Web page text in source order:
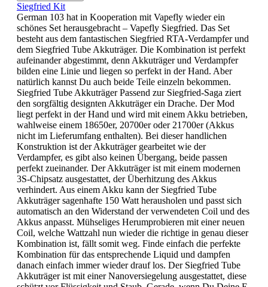
Siegfried Kit
German 103 hat in Kooperation mit Vapefly wieder ein
schönes Set herausgebracht – Vapefly Siegfried. Das Set
besteht aus dem fantastischen Siegfried RTA-Verdampfer und
dem Siegfried Tube Akkuträger. Die Kombination ist perfekt
aufeinander abgestimmt, denn Akkuträger und Verdampfer
bilden eine Linie und liegen so perfekt in der Hand. Aber
natürlich kannst Du auch beide Teile einzeln bekommen.
Siegfried Tube Akkuträger Passend zur Siegfried-Saga ziert
den sorgfältig designten Akkuträger ein Drache. Der Mod
liegt perfekt in der Hand und wird mit einem Akku betrieben,
wahlweise einem 18650er, 20700er oder 21700er (Akkus
nicht im Lieferumfang enthalten). Bei dieser handlichen
Konstruktion ist der Akkuträger gearbeitet wie der
Verdampfer, es gibt also keinen Übergang, beide passen
perfekt zueinander. Der Akkuträger ist mit einem modernen
3S-Chipsatz ausgestattet, der Überhitzung des Akkus
verhindert. Aus einem Akku kann der Siegfried Tube
Akkuträger sagenhafte 150 Watt herausholen und passt sich
automatisch an den Widerstand der verwendeten Coil und des
Akkus anpasst. Mühseliges Herumprobieren mit einer neuen
Coil, welche Wattzahl nun wieder die richtige in genau dieser
Kombination ist, fällt somit weg. Finde einfach die perfekte
Kombination für das entsprechende Liquid und dampfen
danach einfach immer wieder drauf los. Der Siegfried Tube
Akkuträger ist mit einer Nanoversiegelung ausgestattet, diese